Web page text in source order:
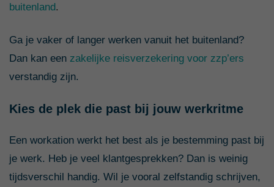
buitenland.
Ga je vaker of langer werken vanuit het buitenland?
Dan kan een zakelijke reisverzekering voor zzp’ers
verstandig zijn.
Kies de plek die past bij jouw werkritme
Een workation werkt het best als je bestemming past bij
je werk. Heb je veel klantgesprekken? Dan is weinig
tijdsverschil handig. Wil je vooral zelfstandig schrijven,